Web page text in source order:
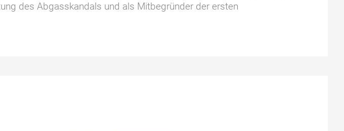
des Abgasskandals und als Mitbegründer der ersten